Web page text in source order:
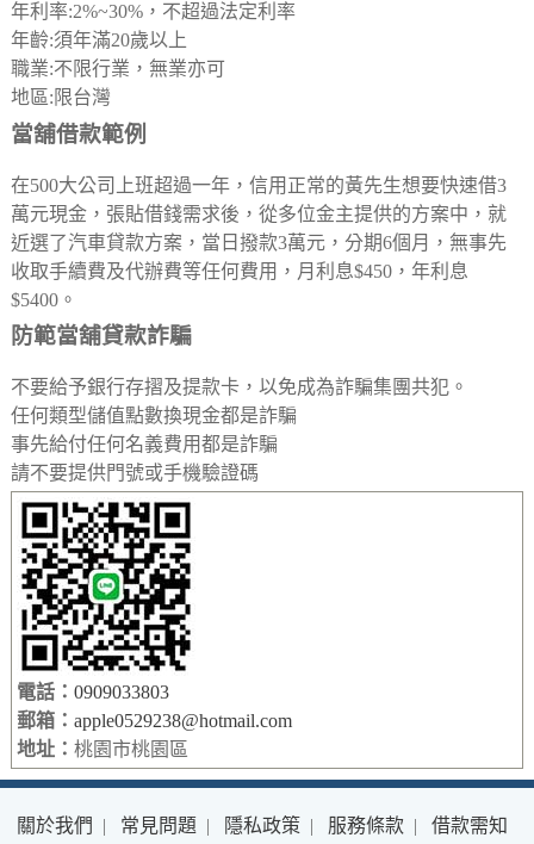
年利率:2%~30%，不超過法定利率
年齡:須年滿20歲以上
職業:不限行業，無業亦可
地區:限台灣
當舖借款範例
在500大公司上班超過一年，信用正常的黃先生想要快速借3
萬元現金，張貼借錢需求後，從多位金主提供的方案中，就
近選了汽車貸款方案，當日撥款3萬元，分期6個月，無事先
收取手續費及代辦費等任何費用，月利息$450，年利息
$5400。
防範當舖貸款詐騙
不要給予銀行存摺及提款卡，以免成為詐騙集團共犯。
任何類型儲值點數換現金都是詐騙
事先給付任何名義費用都是詐騙
請不要提供門號或手機驗證碼
電話：0909033803
郵箱：apple0529238@hotmail.com
地址：桃園市桃園區
關於我們 | 常見問題 | 隱私政策 | 服務條款 | 借款需知